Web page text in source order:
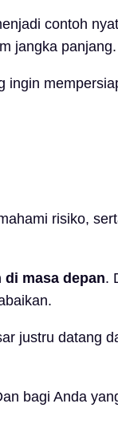
contoh
jangka panjang.
ingin
risiko,
di masa depan.
justru datang
bagi Anda